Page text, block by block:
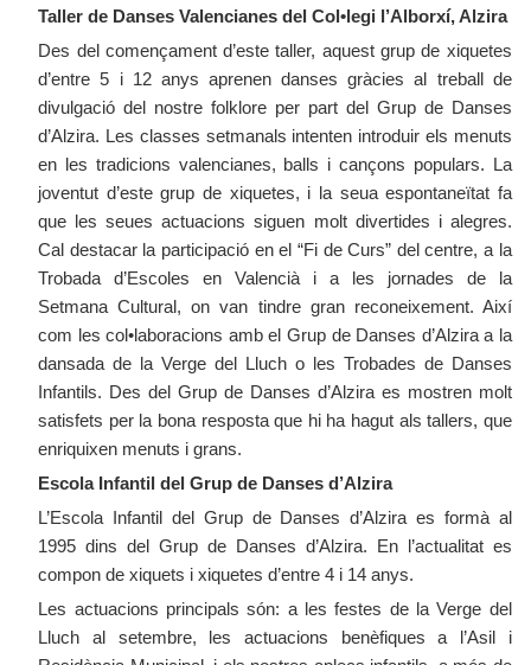
Taller de Danses Valencianes del Col•legi l’Alborxí, Alzira
Des del començament d’este taller, aquest grup de xiquetes
d’entre 5 i 12 anys aprenen danses gràcies al treball de
divulgació del nostre folklore per part del Grup de Danses
d’Alzira. Les classes setmanals intenten introduir els menuts
en les tradicions valencianes, balls i cançons populars. La
joventut d’este grup de xiquetes, i la seua espontaneïtat fa
que les seues actuacions siguen molt divertides i alegres.
Cal destacar la participació en el “Fi de Curs” del centre, a la
Trobada d’Escoles en Valencià i a les jornades de la
Setmana Cultural, on van tindre gran reconeixement. Així
com les col•laboracions amb el Grup de Danses d’Alzira a la
dansada de la Verge del Lluch o les Trobades de Danses
Infantils. Des del Grup de Danses d’Alzira es mostren molt
satisfets per la bona resposta que hi ha hagut als tallers, que
enriquixen menuts i grans.
Escola Infantil del Grup de Danses d’Alzira
L’Escola Infantil del Grup de Danses d’Alzira es formà al
1995 dins del Grup de Danses d’Alzira. En l’actualitat es
compon de xiquets i xiquetes d’entre 4 i 14 anys.
Les actuacions principals són: a les festes de la Verge del
Lluch al setembre, les actuacions benèfiques a l’Asil i